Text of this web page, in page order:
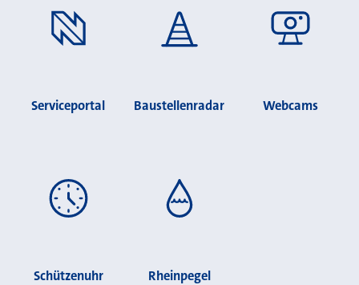
Serviceportal Baustellenradar Webcams
Schützenuhr Rheinpegel